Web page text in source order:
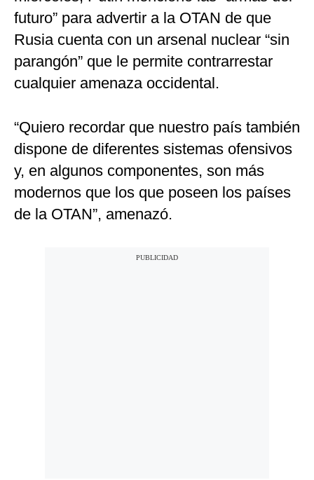
futuro” para advertir a la OTAN de que
Rusia cuenta con un arsenal nuclear “sin
parangón” que le permite contrarrestar
cualquier amenaza occidental.
“Quiero recordar que nuestro país también
dispone de diferentes sistemas ofensivos
y, en algunos componentes, son más
modernos que los que poseen los países
de la OTAN”, amenazó.